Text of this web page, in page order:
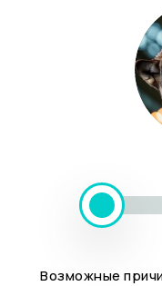
Возможные